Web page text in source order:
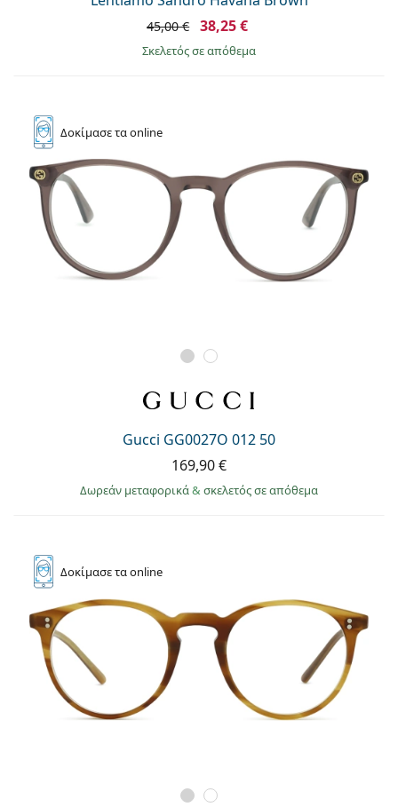
45,00 € 38,25 €
σκελετός σε απόθεμα
Δοκίμασετα online
Gucci GG0027O 012 50
169,90 €
Δωρεάν μεταφορικά& σκελετός σε απόθεμα
Δοκίμασετα online